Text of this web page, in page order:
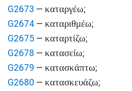
G2673 — καταργέω;
G2674 — καταριθμέω;
G2675 — καταρτίζω;
G2678 — κατασείω;
G2679 — κατασκάπτω;
G2680 — κατασκευάζω;